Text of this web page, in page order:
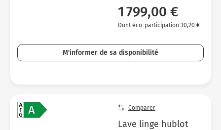
1 799,00 €
Dont éco-participation 30,20 €
M'informer de sa disponibilité
Comparer
Lave linge hublot